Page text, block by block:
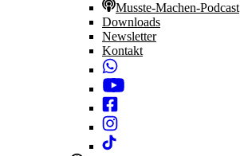
Musste-Machen-Podcast
Downloads
Newsletter
Kontakt